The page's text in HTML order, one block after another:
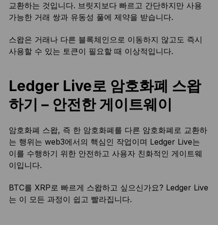
교환하는 것입니다. 브릿지보다 빠르고 간단하지만 사용
가능한 거래 쌍과 유동성 풀에 제약을 받습니다.
스왑은 거래나 다른 블록체인으로 이동하지 않고도 즉시
사용할 수 있는 토큰이 필요할 때 이상적입니다.
Ledger Live로 암호화폐 스왑
하기 – 안전한 게이트웨이
암호화폐 스왑, 즉 한 암호화폐를 다른 암호화폐로 교환하
는 행위는 web3에서의 핵심인 작업이며 Ledger Live는
이를 수행하기 위한 안전하고 사용자 친화적인 게이트웨
이입니다.
BTC를 XRP로 빠르게 스왑하고 싶으신가요? Ledger Live
는 이 모든 과정이 쉽고 빨라집니다.